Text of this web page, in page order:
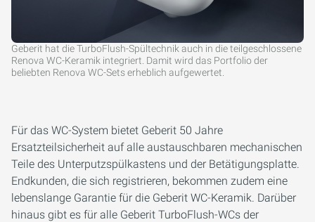
Geberit hat die TurboFlush-Spültechnik auch in die teilgeschlossene
Renova WC-Keramik integriert. Damit wird das Portfolio der
beliebten Renova WC-Sets erheblich aufgewertet.
Für das WC-System bietet Geberit 50 Jahre
Ersatzteilsicherheit auf alle austauschbaren mechanischen
Teile des Unterputzspülkastens und der Betätigungsplatte.
Endkunden, die sich registrieren, bekommen zudem eine
lebenslange Garantie für die Geberit WC-Keramik. Darüber
hinaus gibt es für alle Geberit TurboFlush-WCs der